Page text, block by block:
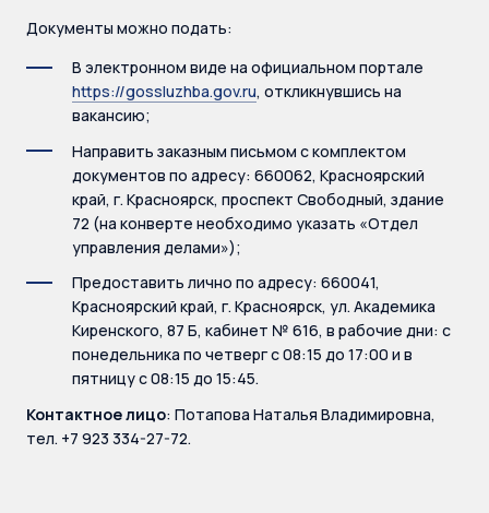
Документы можно подать:
В электронном виде на официальном портале
https://gossluzhba.gov.ru, откликнувшись на
вакансию;
Направить заказным письмом с комплектом
документов по адресу: 660062, Красноярский
край, г. Красноярск, проспект Свободный, здание
72 (на конверте необходимо указать «Отдел
управления делами»);
Предоставить лично по адресу: 660041,
Красноярский край, г. Красноярск, ул. Академика
Киренского, 87 Б, кабинет № 616, в рабочие дни: с
понедельника по четверг с 08:15 до 17:00 и в
пятницу с 08:15 до 15:45.
Контактное лицо: Потапова Наталья Владимировна,
тел. +7 923 334-27-72.